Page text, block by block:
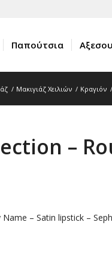
Παπούτσια
/ Μακιγιάζ Χειλιών / Κραγιόν /
–
– Satin lipstick –